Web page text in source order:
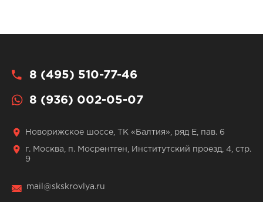
8 (495) 510-77-46
8 (936) 002-05-07
Новорижское шоссе, ТК «Балтия», ряд Е, пав. 6
г. Москва, п. Мосрентген, Институтский проезд, 4, стр.
9
mail@skskrovlya.ru